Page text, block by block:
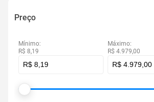
Preço
Mínimo:
R$ 8,19
Máximo:
R$ 4.979,00